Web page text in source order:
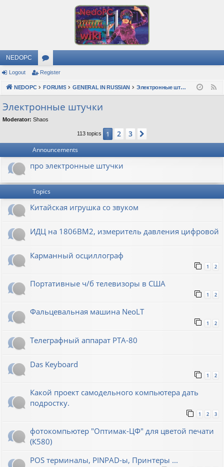
NEDOPC
or
u
s
Logout Register
NEDOPC FORUMS GENERAL IN RUSSIAN Электронные штучки
Электронные штучки
Moderator: Shaos
113 topics 1 2 3
Announcements
про электронные штучки
Topics
Китайская игрушка со звуком
ИДЦ на 1806ВМ2, измеритель давления цифровой
Карманный осциллограф
1 2
Портативные ч/б телевизоры в США
1 2
Фальцевальная машина NeoLT
1 2
Телеграфный аппарат РТА-80
Das Keyboard
1 2
Какой проект самодельного компьютера дать
подростку.
1 2 3
фотокомпьютер "Оптимак-ЦФ" для цветой печати
(К580)
POS терминалы, PINPAD-ы, Принтеры ...